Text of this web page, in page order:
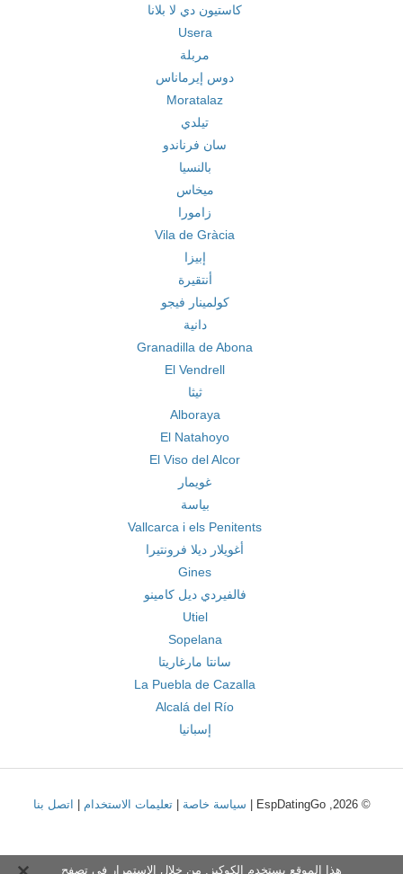
كاستيون دي لا بلانا
Usera
مربلة
دوس إيرماناس
Moratalaz
تيلدي
سان فرناندو
بالنسيا
ميخاس
زامورا
Vila de Gràcia
إبيزا
أنتقيرة
كولمينار فيجو
دانية
Granadilla de Abona
El Vendrell
ثيثا
Alboraya
El Natahoyo
El Viso del Alcor
غويمار
بياسة
Vallcarca i els Penitents
أغويلار ديلا فرونتيرا
Gines
فالفيردي ديل كامينو
Utiel
Sopelana
سانتا مارغاريتا
La Puebla de Cazalla
Alcalá del Río
إسبانيا
© 2026, EspDatingGo | سياسة خاصة |تعليمات الاستخدام اتصل بنا
هذا الموقع يستخدم الكوكيز. من خلال الاستمرار في تصفح